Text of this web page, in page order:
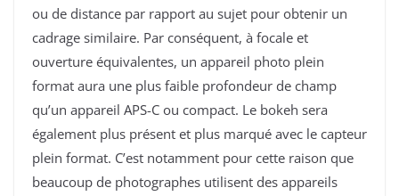
ou de distance par rapport au sujet pour obtenir un
cadrage similaire. Par conséquent, à focale et
ouverture équivalentes, un appareil photo plein
format aura une plus faible profondeur de champ
qu’un appareil APS-C ou compact. Le bokeh sera
également plus présent et plus marqué avec le capteur
plein format. C’est notamment pour cette raison que
beaucoup de photographes utilisent des appareils